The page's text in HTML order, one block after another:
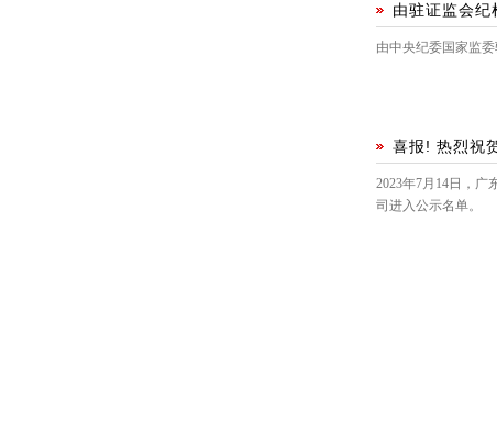
由驻证监会
由中央纪委国家监
喜报! 热烈祝
2023年7月14日，广
司进入公示名单。